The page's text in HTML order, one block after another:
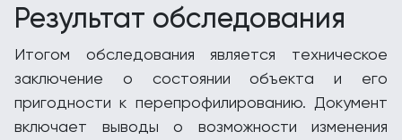
Результат обследования
Итогом обследования является техническое
заключение о состоянии объекта и его
пригодности к перепрофилированию. Документ
включает выводы о возможности изменения